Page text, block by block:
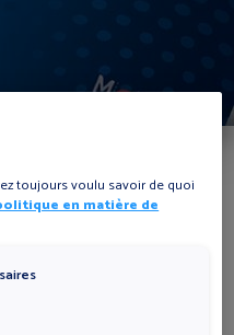
la Pcard+
toujours voulu savoir de quoi
en matière de